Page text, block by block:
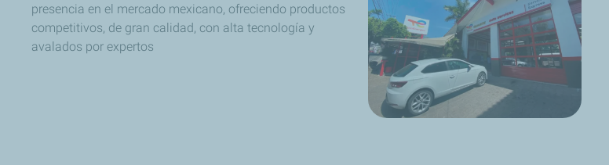
presencia en el mercado mexicano, ofreciendo productos
competitivos, de gran calidad, con alta tecnología y
avalados por expertos